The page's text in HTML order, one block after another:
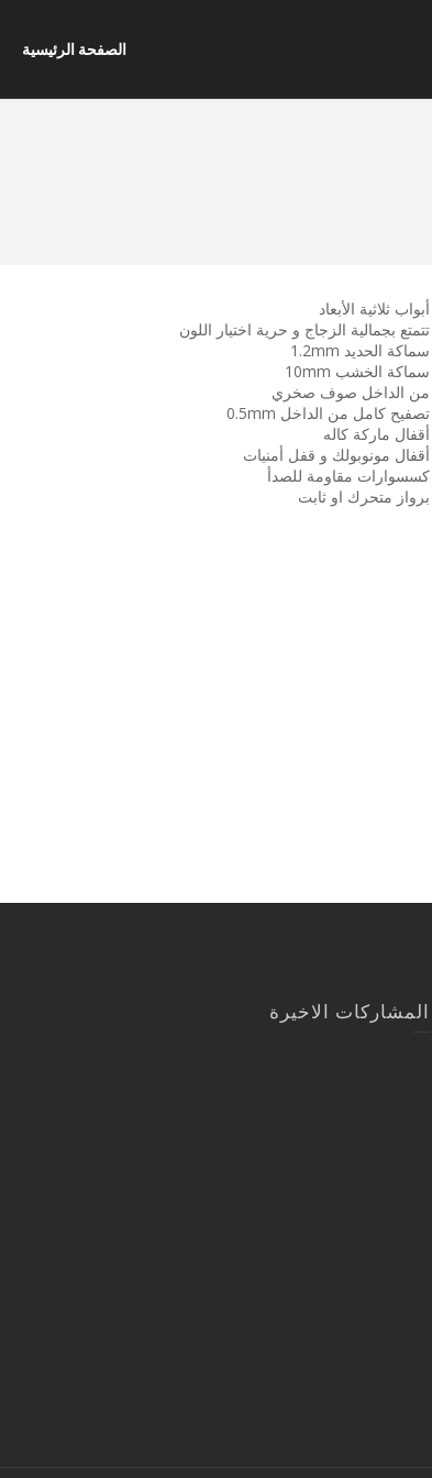
الصفحة الرئيسية
أبواب ثلاثية الأبعاد
تتمتع بجمالية الزجاج و حرية اختيار اللون
سماكة الحديد 1.2mm
سماكة الخشب 10mm
من الداخل صوف صخري
تصفيح كامل من الداخل 0.5mm
أقفال ماركة كاله
أقفال مونوبولك و قفل أمنيات
كسسوارات مقاومة للصدأ
برواز متحرك او ثابت
المشاركات الاخيرة